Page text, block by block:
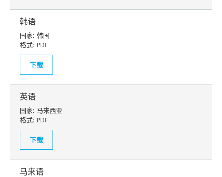
韩语
国家: 韩国
格式: PDF
下载
英语
国家: 马来西亚
格式: PDF
下载
马来语